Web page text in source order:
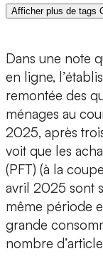
Afficher plus de tags
Dans une note
en ligne,
remontée des
ménages au
2025, après
voit que les
(PFT) (à la
avril 2025 sont
même période
grande
nombre